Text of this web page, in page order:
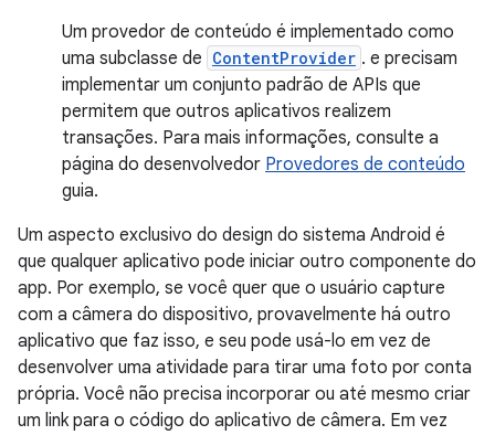
Um provedor de conteúdo é implementado como
uma subclasse de ContentProvider . e precisam
implementar um conjunto padrão de APIs que
permitem que outros aplicativos realizem
transações. Para mais informações, consulte a
página do desenvolvedor Provedores de conteúdo
guia.
Um aspecto exclusivo do design do sistema Android é
que qualquer aplicativo pode iniciar outro componente do
app. Por exemplo, se você quer que o usuário capture
com a câmera do dispositivo, provavelmente há outro
aplicativo que faz isso, e seu pode usá-lo em vez de
desenvolver uma atividade para tirar uma foto por conta
própria. Você não precisa incorporar ou até mesmo criar
um link para o código do aplicativo de câmera. Em vez